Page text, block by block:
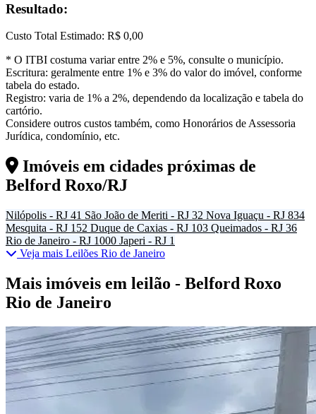
Resultado:
Custo Total Estimado: R$ 0,00
* O ITBI costuma variar entre 2% e 5%, consulte o município.
Escritura: geralmente entre 1% e 3% do valor do imóvel, conforme
tabela do estado.
Registro: varia de 1% a 2%, dependendo da localização e tabela do
cartório.
Considere outros custos também, como Honorários de Assessoria
Jurídica, condomínio, etc.
Imóveis em cidades próximas de
Belford Roxo/RJ
Nilópolis - RJ 41 São João de Meriti - RJ 32 Nova Iguaçu - RJ 834
Mesquita - RJ 152 Duque de Caxias - RJ 103 Queimados - RJ 36
Rio de Janeiro - RJ 1000 Japeri - RJ 1
Veja mais Leilões Rio de Janeiro
Mais imóveis em leilão - Belford Roxo
Rio de Janeiro